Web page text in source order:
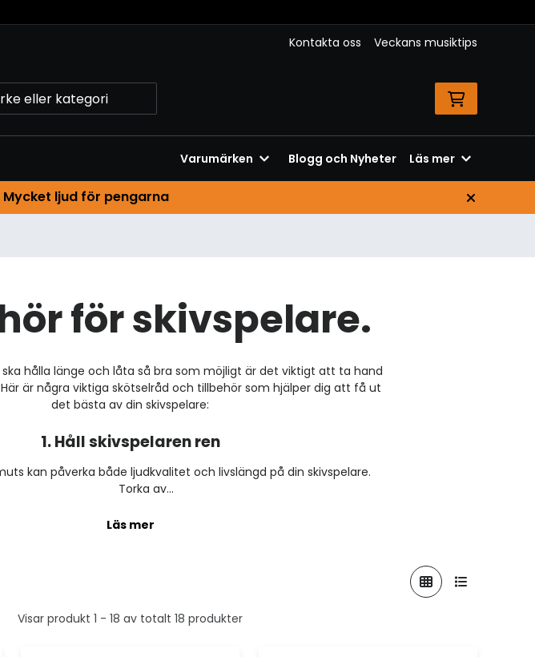
Kontakta oss Veckans musiktips
Varumärken Blogg och Nyheter Läs mer
ljud för pengarna
för skivspelare.
ska hålla länge och låta så bra som möjligt är det viktigt att ta hand
är några viktiga skötselråd och tillbehör som hjälper dig att få ut
det bästa av din skivspelare:
1. Håll skivspelaren ren
kan påverka både ljudkvalitet och livslängd på din skivspelare.
Torka av...
Läs mer
Visar produkt 1 - 18 av totalt 18 produkter